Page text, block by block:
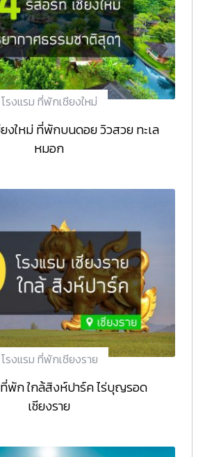
โรงแรม ที่พักเชียงใหม่
ยงใหม่ ที่พักบนดอย วิวสวย ทะเล
หมอก
โรงแรม ที่พักเชียงราย
พัก ใกล้สิงห์ปาร์ค ไร่บุญรอด
เชียงราย